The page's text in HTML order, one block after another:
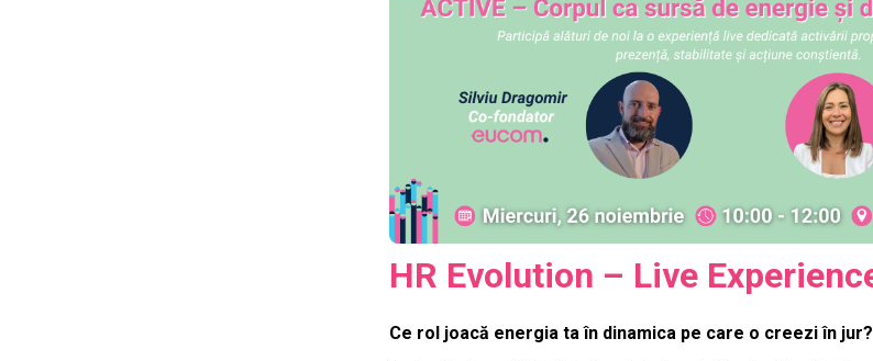
HR Evolution – Live
Ce rol joacă energia ta în dinamica pe care o creezi în jur?